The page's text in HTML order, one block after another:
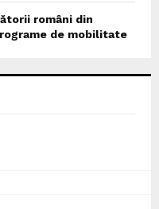
români din
de mobilitate